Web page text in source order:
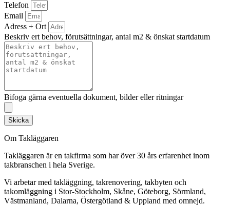
Telefon
Email
Adress + Ort
Beskriv ert behov, förutsättningar, antal m2 & önskat startdatum
Bifoga gärna eventuella dokument, bilder eller ritningar
Skicka
Om Takläggaren
Takläggaren är en takfirma som har över 30 års erfarenhet inom
takbranschen i hela Sverige.
Vi arbetar med takläggning, takrenovering, takbyten och
takomläggning i Stor-Stockholm, Skåne, Göteborg, Sörmland,
Västmanland, Dalarna, Östergötland & Uppland med omnejd.